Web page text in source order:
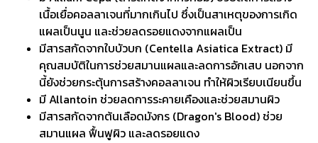
เนื้อเยื่อคอลลาเจนที่มากเกินไป ซึ่งเป็นสาเหตุของการเกิด
แผลเป็นนูน และช่วยลดรอยแดงจากแผลเป็น
มีสารสกัดจากใบบัวบก (Centella Asiatica Extract) มี
คุณสมบัติในการช่วยสมานแผลและลดการอักเสบ นอกจาก
นี้ยังช่วยกระตุ้นการสร้างคอลลาเจน ทำให้ผิวเรียบเนียนขึ้น
มี Allantoin ช่วยลดการระคายเคืองและช่วยสมานผิว
มีสารสกัดจากต้นเลือดมังกร (Dragon's Blood) ช่วย
สมานแผล ฟื้นฟูผิว และลดรอยแดง